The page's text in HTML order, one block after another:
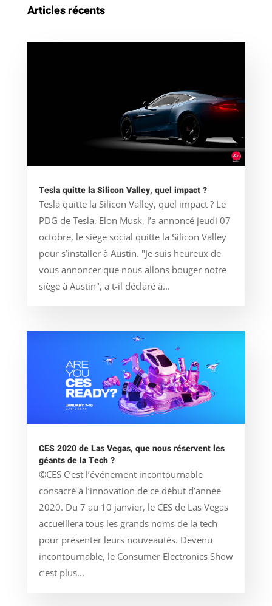
Articles récents
Tesla quitte la Silicon Valley, quel impact ?
Tesla quitte la Silicon Valley, quel impact ? Le
PDG de Tesla, Elon Musk, l’a annoncé jeudi 07
octobre, le siège social quitte la Silicon Valley
pour s’installer à Austin. "Je suis heureux de
vous annoncer que nous allons bouger notre
siège à Austin", a t-il déclaré à...
CES 2020 de Las Vegas, que nous réservent les
géants de la Tech ?
©CES C’est l’événement incontournable
consacré à l’innovation de ce début d’année
2020. Du 7 au 10 janvier, le CES de Las Vegas
accueillera tous les grands noms de la tech
pour présenter leurs nouveautés. Devenu
incontournable, le Consumer Electronics Show
c’est plus...